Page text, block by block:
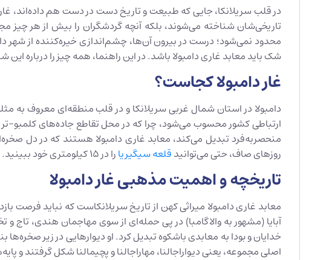
در قلب سریلانکا، جایی که طبیعت و تاریخ دست در دست هم داده‌اند،
تاریخی‌شان شناخته می‌شوند، بلکه آنچه گردشگران را بیش از هر
محدود نمی‌شود؛ درست در بیرون آن‌ها، چشم‌اندازی خیره‌کننده از شهر
شک باید معابد غاری دامبولا باشد. در این راهنما، همه چیز را درباره
غار دامبولا کجاست؟
دامبولا در استان شمال غربی سریلانکا و در قلب منطقه‌ای معروف به
روزهای صاف، حتی می‌توانیدقلعه سیگیریارا در ۱۵ کیلومتری خود ببینید.
تاریخچه و اهمیت مذهبی غار دامبولا
معابد غاری دامبولا میراثی کهن از تاریخ سریلانکاست که نباید فرصت
خدایان و بودا به معابدی باشکوه تبدیل کرد. او دیوارهایی در زیر
اصلی مجموعه، یعنی دیواراجالنا، مهاراجالنا و پچیمالنا شکل گرفتند و